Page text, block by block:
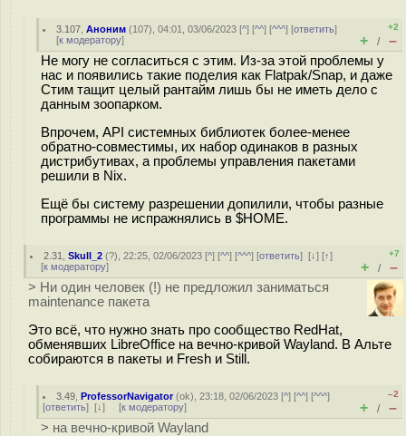
3.107 ,Аноним (107), 04:01, 03/06/2023 [^] [^^] [^^^] [ответить]
[к модератору]
+2
+ / –
Не могу не согласиться с этим. Из-за этой проблемы у
нас и появились такие поделия как Flatpak/Snap, и даже
Стим тащит целый рантайм лишь бы не иметь дело с
данным зоопарком.
Впрочем, API системных библиотек более-менее
обратно-совместимы, их набор одинаков в разных
дистрибутивах, а проблемы управления пакетами
решили в Nix.
Ещё бы систему разрешении допилили, чтобы разные
программы не испражнялись в $HOME.
2.31 ,Skull_2 (?), 22:25, 02/06/2023 [^] [^^] [^^^] [ответить][↓] [↑]
[к модератору]
+7
+ / –
> Ни один человек (!) не предложил заниматься
maintenance пакета
Это всё, что нужно знать про сообщество RedHat,
обменявших LibreOffice на вечно-кривой Wayland. В Альте
собираются в пакеты и Fresh и Still.
3.49 ,ProfessorNavigator(ok), 23:18, 02/06/2023 [^] [^^] [^^^]
[ответить] [↓] [к модератору]
–2
+ / –
> на вечно-кривой Wayland